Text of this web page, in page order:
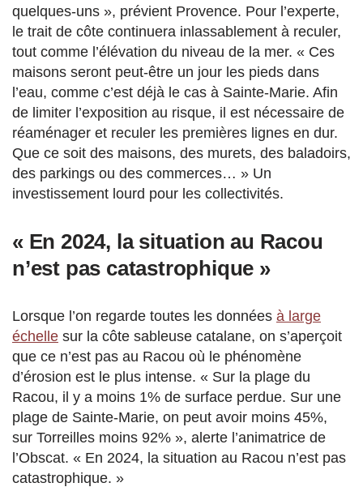
quelques-uns », prévient Provence. Pour l’experte,
le trait de côte continuera inlassablement à reculer,
tout comme l’élévation du niveau de la mer. « Ces
maisons seront peut-être un jour les pieds dans
l’eau, comme c’est déjà le cas à Sainte-Marie. Afin
de limiter l’exposition au risque, il est nécessaire de
réaménager et reculer les premières lignes en dur.
Que ce soit des maisons, des murets, des baladoirs,
des parkings ou des commerces… » Un
investissement lourd pour les collectivités.
« En 2024, la situation au Racou
n’est pas catastrophique »
Lorsque l’on regarde toutes les données à large
échelle sur la côte sableuse catalane, on s’aperçoit
que ce n’est pas au Racou où le phénomène
d’érosion est le plus intense. « Sur la plage du
Racou, il y a moins 1% de surface perdue. Sur une
plage de Sainte-Marie, on peut avoir moins 45%,
sur Torreilles moins 92% », alerte l’animatrice de
l’Obscat. « En 2024, la situation au Racou n’est pas
catastrophique. »